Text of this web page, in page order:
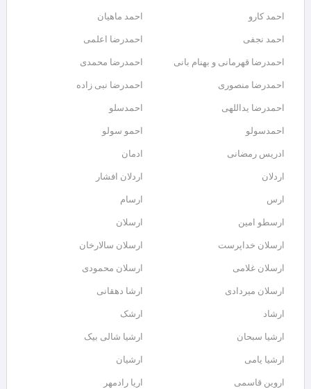
احمد کارو احمد ماهیان
احمد نجفی احمدرضا اعلمی
احمدرضا قهرمانی و بهنام بانی احمدرضا محمدی
احمدرضا منصوری احمدرضا نبی زاده
احمدرضا یداللهی احمدسلو
احمدسولو احمو سولو
ادریس رمضانی ادمان
اردلان اردلان افشار
ارس ارسام
ارسطو امین ارسلان
ارسلان خداپرست ارسلان سالارخان
ارسلان غلامی ارسلان محمودی
ارسلان میردادی ارشا دهقانی
ارشاد ارشک
ارشیا سبحان ارشیا شالی بیک
ارشیا یامی ارشیان
اروین قاسمی اریا رادمهر